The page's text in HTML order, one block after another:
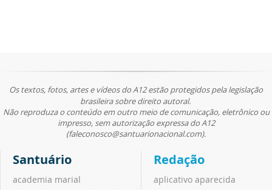
Os textos, fotos, artes e vídeos do A12 estão protegidos pela legislação
brasileira sobre direito autoral.
Não reproduza o conteúdo em outro meio de comunicação, eletrônico ou
impresso, sem autorização expressa do A12
(faleconosco@santuarionacional.com).
Santuário
academia marial
Redação
aplicativo aparecida